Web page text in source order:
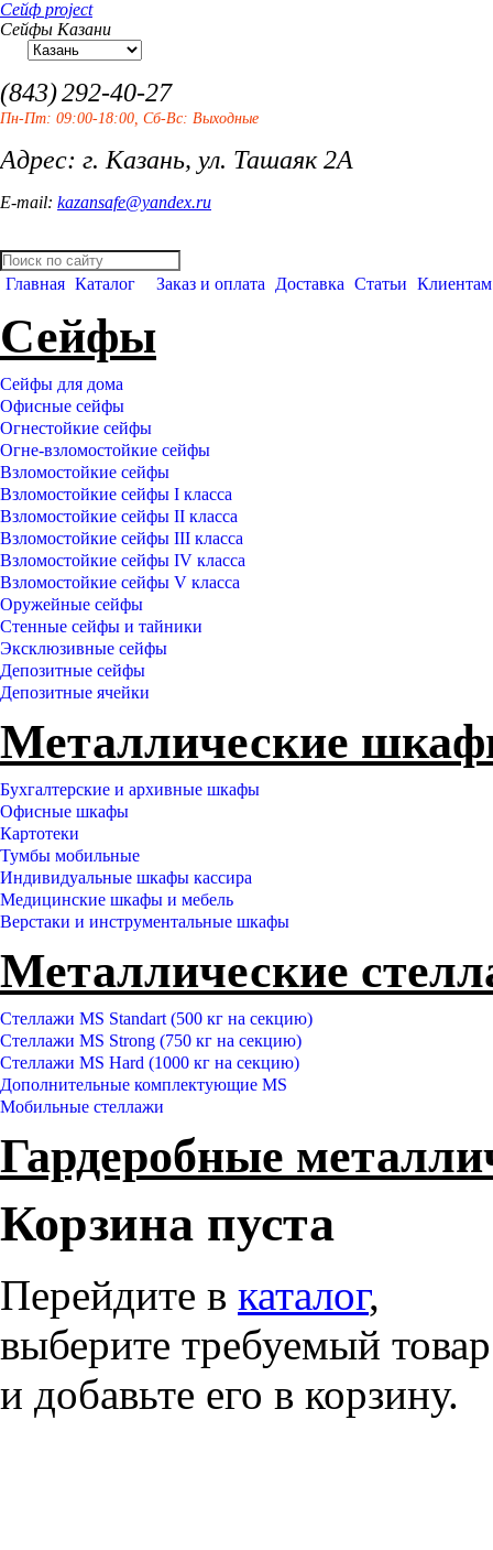
Сейф project
Сейфы Казани
(843)292-40-27
Пн-Пт: 09:00-18:00, Сб-Вс: Выходные
Адрес: г. Казань, ул. Ташаяк 2А
E-mail: kazansafe@yandex.ru
Главная Каталог Заказ и оплата Доставка Статьи Клиентам
Сейфы
Сейфы для дома
Офисные сейфы
Огнестойкие сейфы
Огне-взломостойкие сейфы
Взломостойкие сейфы
Взломостойкие сейфы I класса
Взломостойкие сейфы II класса
Взломостойкие сейфы III класса
Взломостойкие сейфы IV класса
Взломостойкие сейфы V класса
Оружейные сейфы
Стенные сейфы и тайники
Эксклюзивные сейфы
Депозитные сейфы
Депозитные ячейки
Металлические
Бухгалтерские и архивные шкафы
Офисные шкафы
Картотеки
Тумбы мобильные
Индивидуальные шкафы кассира
Медицинские шкафы и мебель
Верстаки и инструментальные шкафы
Металлические
Стеллажи MS Standart (500 кг на секцию)
Стеллажи MS Strong (750 кг на секцию)
Стеллажи MS Hard (1000 кг на секцию)
Дополнительные комплектующие MS
Мобильные стеллажи
Гардеробные
Корзина пуста
Перейдите в каталог,
выберите требуемый товар
и добавьте его в корзину.